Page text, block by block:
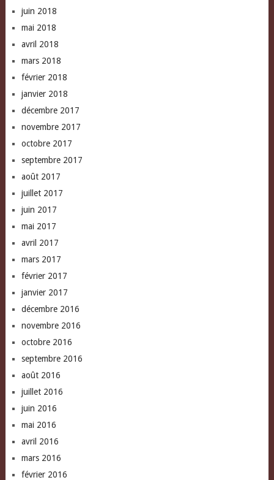
juin 2018
mai 2018
avril 2018
mars 2018
février 2018
janvier 2018
décembre 2017
novembre 2017
octobre 2017
septembre 2017
août 2017
juillet 2017
juin 2017
mai 2017
avril 2017
mars 2017
février 2017
janvier 2017
décembre 2016
novembre 2016
octobre 2016
septembre 2016
août 2016
juillet 2016
juin 2016
mai 2016
avril 2016
mars 2016
février 2016